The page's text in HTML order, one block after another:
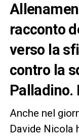
racconto
verso la
contro la
Palladino.
Anche nel
Davide Nicola